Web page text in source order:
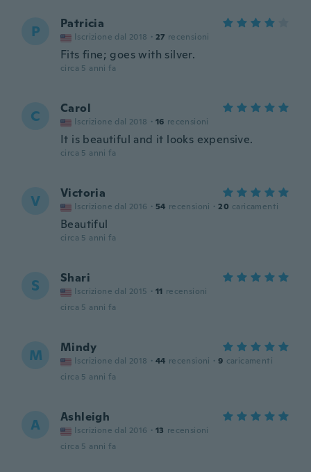
P Patricia
Iscrizione dal 2018 · 27 recensioni
Fits fine; goes with silver.
circa 5 anni fa
C Carol
Iscrizione dal 2018 · 16 recensioni
It is beautiful and it looks expensive.
circa 5 anni fa
V Victoria
Iscrizione dal 2016 · 54 recensioni · 20 caricamenti
Beautiful
circa 5 anni fa
S Shari
Iscrizione dal 2015 · 11 recensioni
circa 5 anni fa
M Mindy
Iscrizione dal 2018 · 44 recensioni · 9 caricamenti
circa 5 anni fa
A Ashleigh
Iscrizione dal 2016 · 13 recensioni
circa 5 anni fa